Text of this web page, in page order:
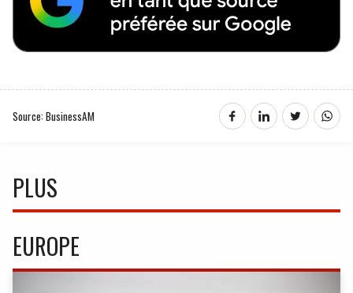
Source: BusinessAM
PLUS
EUROPE